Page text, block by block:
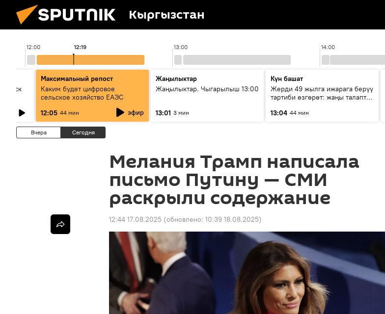
Кыргызстан
12:00 13:00 14:00
12:19
Максимальный репост
Каким будет цифровое
сельское хозяйство ЕАЭС
12:05 44 мин эфир
Жаңылыктар
Жаңылыктар. Чыгарылыш 13:00
13:01 3 мин
Күн башат
Жерди 49 жылга ижарага берүү
тартиби өзгөрөт: жаңы талаптар
13:04 44 мин
Вчера Сегодня
Мелания Трамп написала
письмо Путину — СМИ
раскрыли содержание
12:44 17.08.2025 (обновлено: 10:39 18.08.2025)